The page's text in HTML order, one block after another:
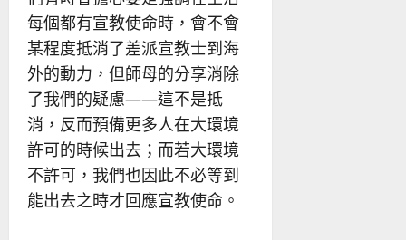
每個都有宣教使命時，會不會
某程度抵消了差派宣教士到海
外的動力，但師母的分享消除
了我們的疑慮——這不是抵
消，反而預備更多人在大環境
許可的時候出去；而若大環境
不許可，我們也因此不必等到
能出去之時才回應宣教使命。